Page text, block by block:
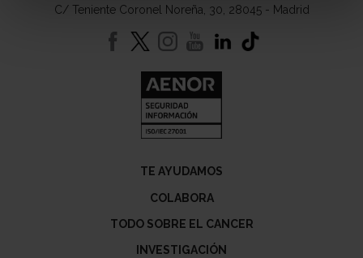
C/ Teniente Coronel Noreña, 30, 28045 - Madrid
TE AYUDAMOS
COLABORA
TODO SOBRE EL CANCER
INVESTIGACIÓN